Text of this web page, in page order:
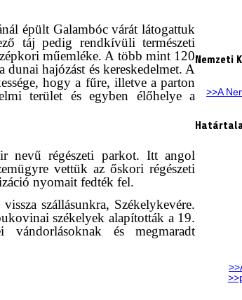
épült Galambóc várát látogattuk
táj pedig rendkívüli természeti
műemléke. A több mint 120
hajózást és kereskedelmet. A
hogy a fűre, illetve a parton
terület és egyben élőhelye a
nevű régészeti parkot. Itt angol
vettük az őskori régészeti
nyomait fedték fel.
szállásunkra, Székelykevére.
székelyek alapították a 19.
vándorlásoknak és megmaradt
Nemzeti
>>A